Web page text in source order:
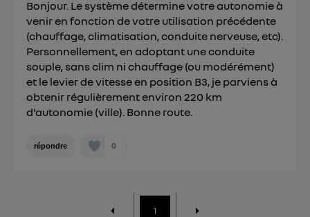
Bonjour. Le système détermine votre autonomie à
venir en fonction de votre utilisation précédente
(chauffage, climatisation, conduite nerveuse, etc).
Personnellement, en adoptant une conduite
souple, sans clim ni chauffage (ou modérément)
et le levier de vitesse en position B3, je parviens à
obtenir régulièrement environ 220 km
d'autonomie (ville). Bonne route.
répondre 0
1